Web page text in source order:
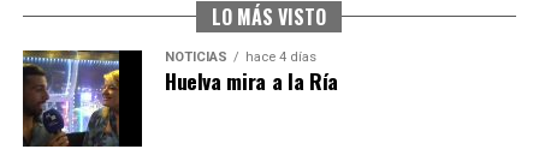
LO MÁS VISTO
NOTICIAS hace 4 días
Huelva mira a la Ría